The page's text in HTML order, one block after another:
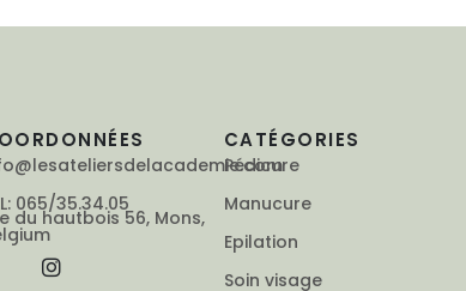
065/35.34.05
du hautbois 56, Mons,
CATÉGORIES
Pédicure
Manucure
Epilation
Soin visage